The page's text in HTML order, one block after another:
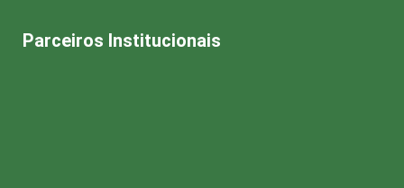
Parceiros Institucionais